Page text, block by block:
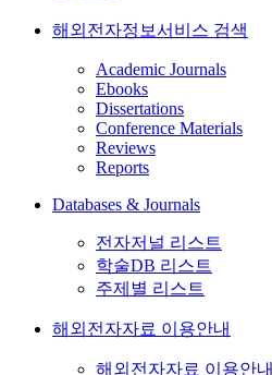
해외전자정보서비스 검색
Academic Journals
Ebooks
Dissertations
Conference Materials
Reviews
Reports
Databases & Journals
전자저널 리스트
학술DB 리스트
주제별 리스트
해외전자자료 이용안내
해외전자자료 이용안내